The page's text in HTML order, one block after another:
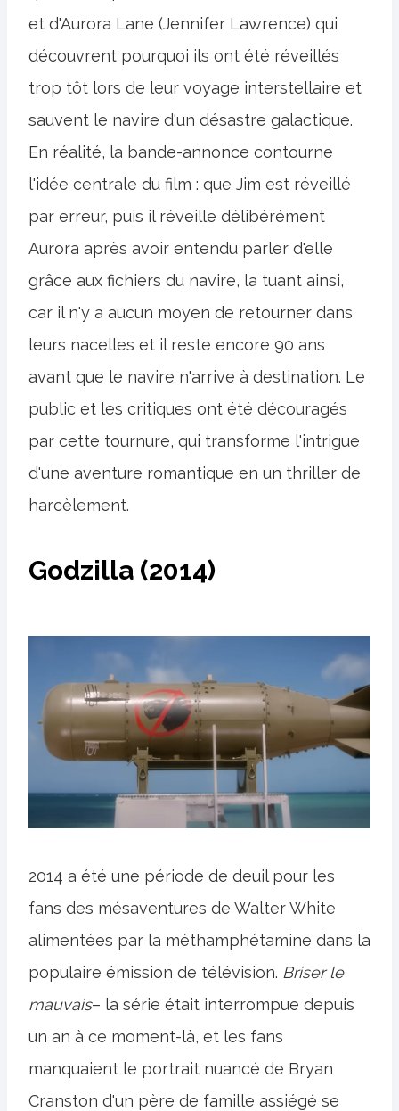
et d'Aurora Lane (Jennifer Lawrence) qui
découvrent pourquoi ils ont été réveillés
trop tôt lors de leur voyage interstellaire et
sauvent le navire d'un désastre galactique.
En réalité, la bande-annonce contourne
l'idée centrale du film : que Jim est réveillé
par erreur, puis il réveille délibérément
Aurora après avoir entendu parler d'elle
grâce aux fichiers du navire, la tuant ainsi,
car il n'y a aucun moyen de retourner dans
leurs nacelles et il reste encore 90 ans
avant que le navire n'arrive à destination. Le
public et les critiques ont été découragés
par cette tournure, qui transforme l'intrigue
d'une aventure romantique en un thriller de
harcèlement.
Godzilla (2014)
2014 a été une période de deuil pour les
fans des mésaventures de Walter White
alimentées par la méthamphétamine dans la
populaire émission de télévision. Briser le
mauvais– la série était interrompue depuis
un an à ce moment-là, et les fans
manquaient le portrait nuancé de Bryan
Cranston d'un père de famille assiégé se